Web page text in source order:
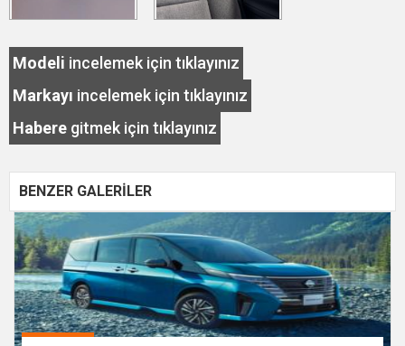
Modeli incelemek için tıklayınız
Markayı incelemek için tıklayınız
Habere gitmek için tıklayınız
BENZER GALERİLER